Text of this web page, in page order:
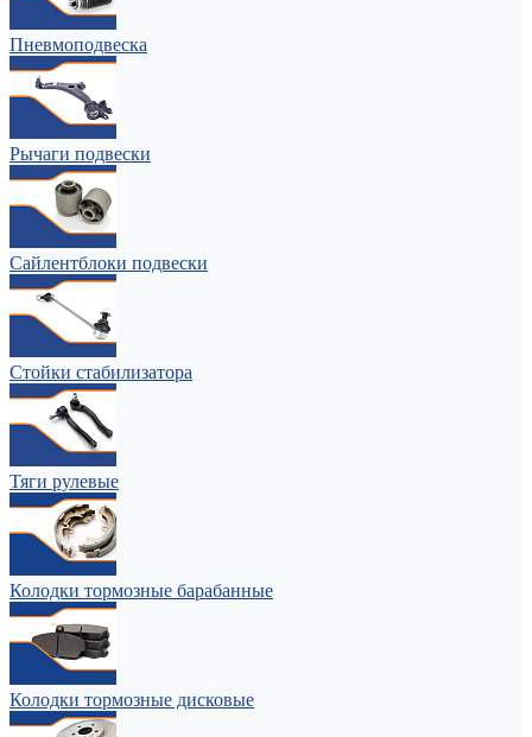
Пневмоподвеска
Рычаги подвески
Сайлентблоки подвески
Стойки стабилизатора
Тяги рулевые
Колодки тормозные барабанные
Колодки тормозные дисковые